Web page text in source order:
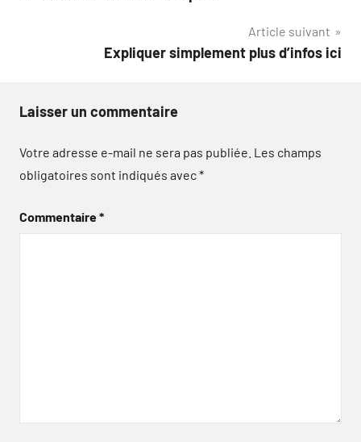
de
Article suivant
Expliquer simplement plus d’infos ici
Laisser un commentaire
Votre adresse e-mail ne sera pas publiée. Les champs
obligatoires sont indiqués avec*
Commentaire*